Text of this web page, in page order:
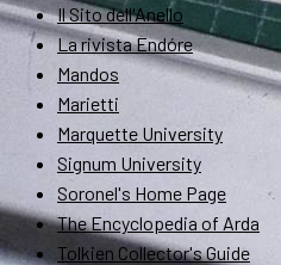
Il Sito dell'Anello
La rivista Endóre
Mandos
Marietti
Marquette University
Signum University
Soronel's Home Page
The Encyclopedia of Arda
Tolkien Collector's Guide